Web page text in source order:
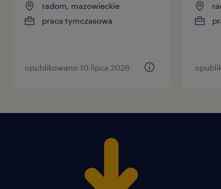
radom, mazowieckie
praca tymczasowa
opublikowano 10 lipca 2026